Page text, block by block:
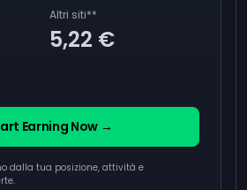
Altri siti**
5,22 €
Earning Now →
dalla tua posizione, attività e